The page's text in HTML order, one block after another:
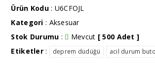
Ürün Kodu: U6CFOJL
Kategori : Aksesuar
Stok Durumu : Mevcut [ 500 Adet ]
Etiketler: deprem düdüğü acil durum